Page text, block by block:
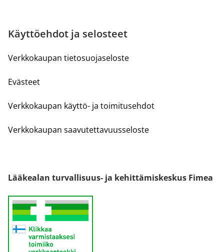
Käyttöehdot ja selosteet
Verkkokaupan tietosuojaseloste
Evästeet
Verkkokaupan käyttö- ja toimitusehdot
Verkkokaupan saavutettavuusseloste
Lääkealan turvallisuus- ja kehittämiskeskus Fimea